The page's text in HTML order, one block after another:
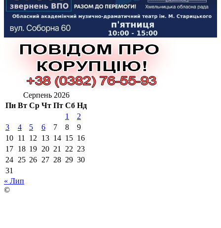
Серпень 2026
Пн Вт Ср Чт Пт Сб Нд
1
2
3
4 5 6 7 8
9
10 11 12 13 14 15 16
17 18 19 20 21 22 23
24 25 26 27 28 29 30
31
« Лип
©